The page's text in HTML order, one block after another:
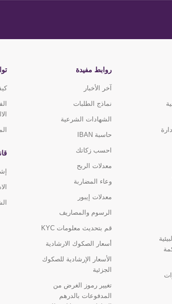
روابط مفيدة
آخر الأخبار
نماذج الطلبات
الشهادات الشرعية
حاسبة IBAN
احسب زكاتك
معدلات الربح
وعاء المضاربة
معدلات إيبور
الرسوم والمصاريف
قم بتحديث معلومات KYC
أسعار الصكوك الارشادية
الأسعار الإرشادية للصكوك
الجزئية
تغيير رموز الغرض من
المدفوعات بالدرهم